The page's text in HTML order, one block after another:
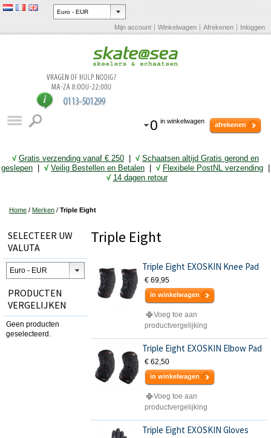
Mijn account Winkelwagen Afrekenen Inloggen
0 in winkelwagen afrekenen
√ Gratis verzending vanaf € 250 √ Schaatsen altijd Gratis gerond en
geslepen
√ Veilig Bestellen en Betalen √ Flexibele PostNL verzending
√ 14 dagen retour
Home / Merken / Triple Eight
Triple Eight
Triple Eight EXOSKIN Knee Pad
€ 69,95
in winkelwagen
Voeg toe aan
productvergelijking
Triple Eight EXOSKIN Elbow Pad
€ 62,50
in winkelwagen
Voeg toe aan
productvergelijking
Triple Eight EXOSKIN Gloves
SELECTEER UW
VALUTA
PRODUCTEN
VERGELIJKEN
Geen producten
geselecteerd.